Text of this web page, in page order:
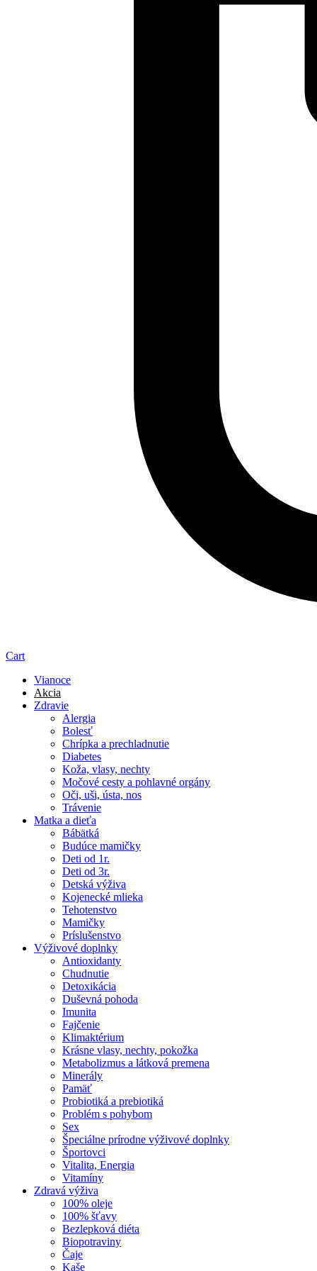
Cart
Vianoce
Akcia
Zdravie
Alergia
Bolesť
Chrípka a prechladnutie
Diabetes
Koža, vlasy, nechty
Močové cesty a pohlavné orgány
Oči, uši, ústa, nos
Trávenie
Matka a dieťa
Bábätká
Budúce mamičky
Deti od 1r.
Deti od 3r.
Detská výživa
Kojenecké mlieka
Tehotenstvo
Mamičky
Príslušenstvo
Výživové doplnky
Antioxidanty
Chudnutie
Detoxikácia
Duševná pohoda
Imunita
Fajčenie
Klimaktérium
Krásne vlasy, nechty, pokožka
Metabolizmus a látková premena
Minerály
Pamäť
Probiotiká a prebiotiká
Problém s pohybom
Sex
Špeciálne prírodne výživové doplnky
Športovci
Vitalita, Energia
Vitamíny
Zdravá výživa
100% oleje
100% šťavy
Bezlepková diéta
Biopotraviny
Čaje
Kaše